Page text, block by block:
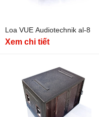
Loa VUE Audiotechnik al-8
Xem chi tiết